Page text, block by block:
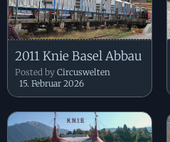
2011 Knie Basel Abbau
Posted by Circuswelten
15. Februar 2026